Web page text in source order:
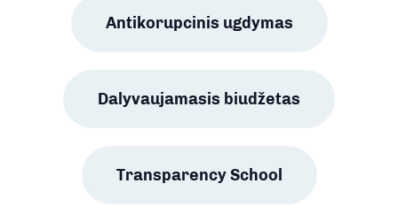
Antikorupcinis ugdymas
Dalyvaujamasis biudžetas
Transparency School